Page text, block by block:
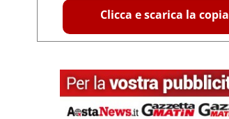
Clicca e scarica la copia